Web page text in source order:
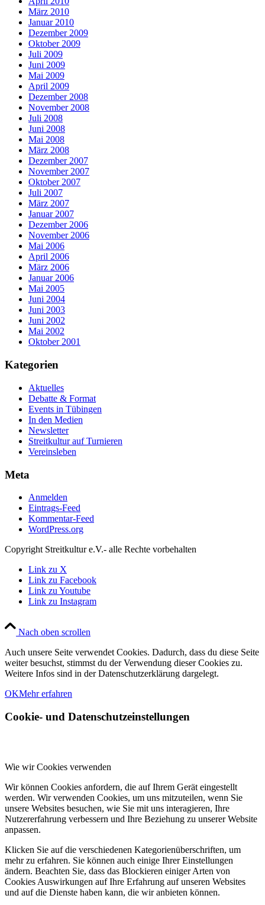
März 2010
Januar 2010
Dezember 2009
Oktober 2009
Juli 2009
Juni 2009
Mai 2009
April 2009
Dezember 2008
November 2008
Juli 2008
Juni 2008
Mai 2008
März 2008
Dezember 2007
November 2007
Oktober 2007
Juli 2007
März 2007
Januar 2007
Dezember 2006
November 2006
Mai 2006
April 2006
März 2006
Januar 2006
Mai 2005
Juni 2004
Juni 2003
Juni 2002
Mai 2002
Oktober 2001
Kategorien
Aktuelles
Debatte & Format
Events in Tübingen
In den Medien
Newsletter
Streitkultur auf Turnieren
Vereinsleben
Meta
Anmelden
Eintrags-Feed
Kommentar-Feed
WordPress.org
Copyright Streitkultur e.V.- alle Rechte vorbehalten
Link zu X
Link zu Facebook
Link zu Youtube
Link zu Instagram
Nach oben scrollen
Auch unsere Seite verwendet Cookies. Dadurch, dass du diese Seite
weiter besuchst, stimmst du der Verwendung dieser Cookies zu.
Weitere Infos sind in der Datenschutzerklärung dargelegt.
OKMehr erfahren
Cookie- und Datenschutzeinstellungen
Wie wir Cookies verwenden
Wir können Cookies anfordern, die auf Ihrem Gerät eingestellt
werden. Wir verwenden Cookies, um uns mitzuteilen, wenn Sie
unsere Websites besuchen, wie Sie mit uns interagieren, Ihre
Nutzererfahrung verbessern und Ihre Beziehung zu unserer Website
anpassen.
Klicken Sie auf die verschiedenen Kategorienüberschriften, um
mehr zu erfahren. Sie können auch einige Ihrer Einstellungen
ändern. Beachten Sie, dass das Blockieren einiger Arten von
Cookies Auswirkungen auf Ihre Erfahrung auf unseren Websites
und auf die Dienste haben kann, die wir anbieten können.